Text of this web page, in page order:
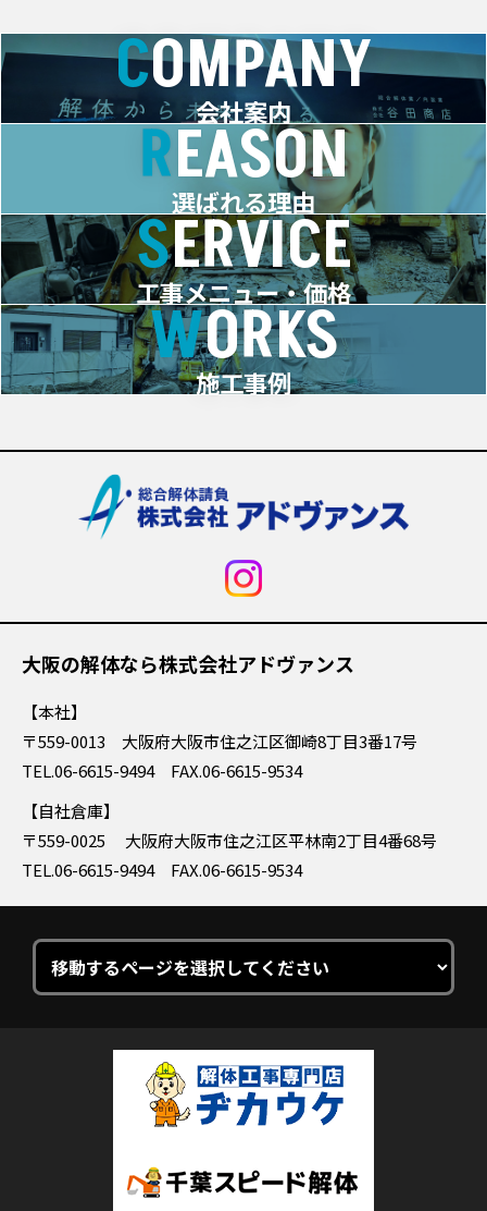
COMPANY
会社案内
REASON
選ばれる理由
WORKS
施工事例
SERVICE
工事メニュー・価格
大阪の解体なら株式会社アドヴァンス
本社
〒559-0013 大阪府大阪市住之江区御崎8丁目3番17号
TEL.06-6615-9494 FAX.06-6615-9534
自社倉庫
〒559-0025 大阪府大阪市住之江区平林南2丁目4番68号
TEL.06-6615-9494 FAX.06-6615-9534